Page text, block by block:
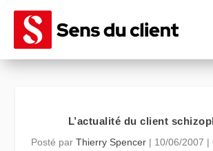
L’actualité du client
Posté par Thierry Spencer | 10/06/2007 |